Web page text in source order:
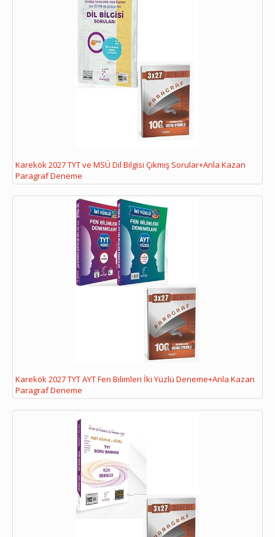
Karekök 2027 TYT ve MSÜ Dil Bilgisi Çıkmış Sorular+Anla Kazan
Paragraf Deneme
Karekök 2027 TYT AYT Fen Bilimleri İki Yüzlü Deneme+Anla Kazan
Paragraf Deneme